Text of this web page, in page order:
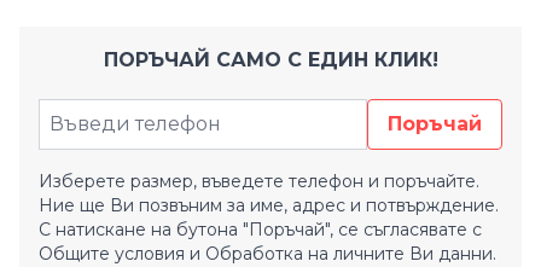
ПОРЪЧАЙ САМО С ЕДИН КЛИК!
Поръчай
Изберете размер, въведете телефон и поръчайте.
Ние ще Ви позвъним за име, адрес и потвърждение.
С натискане на бутона "Поръчай", се съгласявате с
Общите условия и Обработка на личните Ви данни.